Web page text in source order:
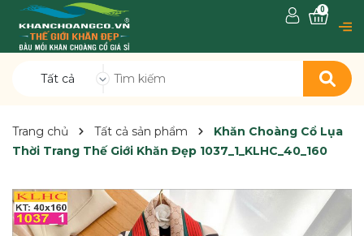
Tất cả
0
Trang chủ Tất cả sản phẩm
Khăn Choàng Cổ Lụa
Thời Trang Thế Giới Khăn Đẹp 1037_1_KLHC_40_160